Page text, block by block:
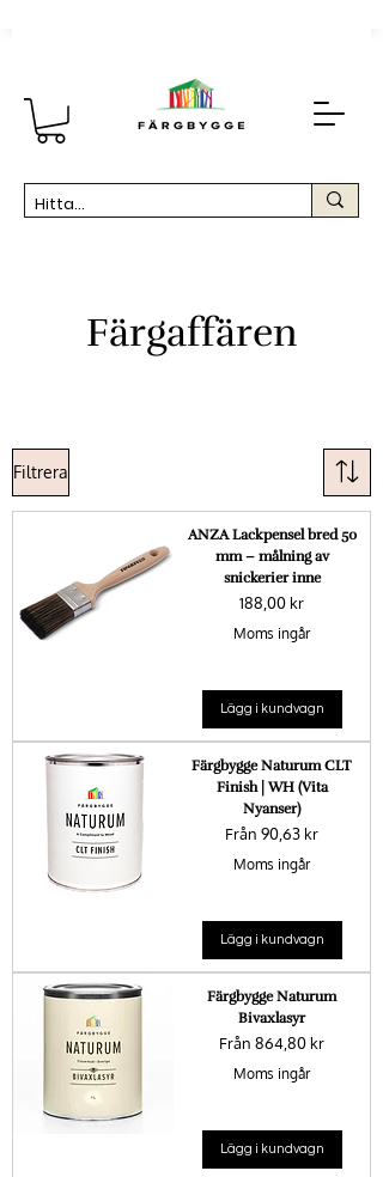
Färgaffären
Filtrera
ANZA Lackpensel bred 50
mm – målning av
snickerier inne
Pris
188,00 kr
Moms ingår
Lägg i kundvagn
Färgbygge Naturum CLT
Finish | WH (Vita
Nyanser)
Från90,63 kr
Reapris
Moms ingår
Lägg i kundvagn
Färgbygge Naturum
Bivaxlasyr
Från864,80 kr
Reapris
Moms ingår
Lägg i kundvagn